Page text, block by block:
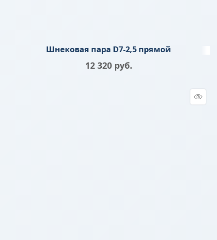
Шнековая пара D7-2,5 прямой
12 320 руб.